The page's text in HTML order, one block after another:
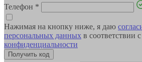
Телефон *
Нажимая на кнопку ниже, я даю
персональных данных в соответствии с
конфиденциальности